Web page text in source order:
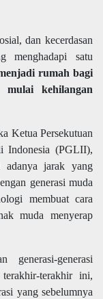
dan kecerdasan
menghadapi satu
rumah bagi
kehilangan
Ketua Persekutuan
Indonesia (PGLII),
jarak yang
generasi muda
membuat cara
muda menyerap
generasi-generasi
terakhir ini,
yang sebelumnya